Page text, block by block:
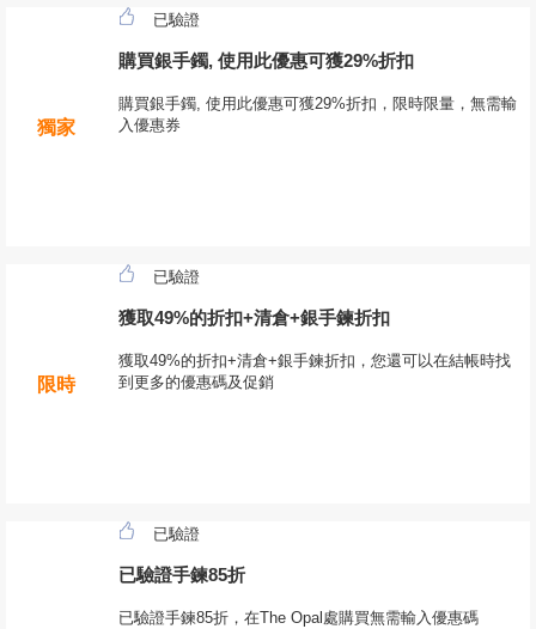
獨家
已驗證
購買銀手鐲, 使用此優惠可獲29%折扣
購買銀手鐲, 使用此優惠可獲29%折扣，限時限量，無需輸
入優惠券
限時
已驗證
獲取49%的折扣+清倉+銀手鍊折扣
獲取49%的折扣+清倉+銀手鍊折扣，您還可以在結帳時找
到更多的優惠碼及促銷
已驗證
已驗證手鍊85折
已驗證手鍊85折，在The Opal處購買無需輸入優惠碼